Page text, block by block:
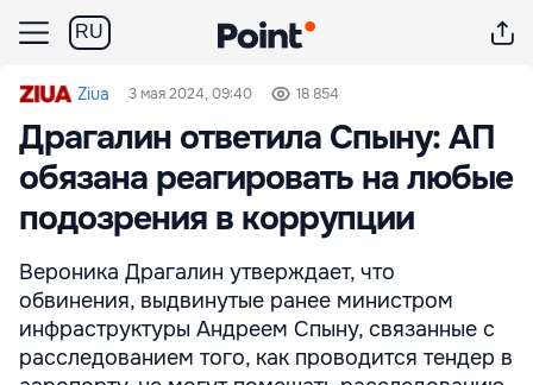
RU
Ziua 3 мая 2024, 09:40 18 854
Драгалин ответила Спыну: АП
обязана реагировать на любые
подозрения в коррупции
Вероника Драгалин утверждает, что
обвинения, выдвинутые ранее министром
инфраструктуры Андреем Спыну, связанные с
расследованием того, как проводится тендер в